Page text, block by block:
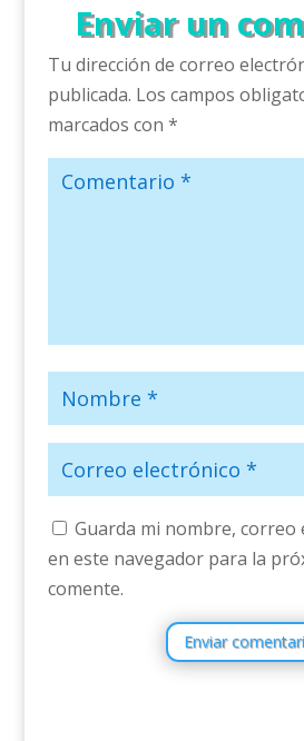
Enviar un
Tu dirección de correo
publicada. Los campos
marcados con *
Guarda mi nombre, correo
en este navegador para la
comente.
Enviar